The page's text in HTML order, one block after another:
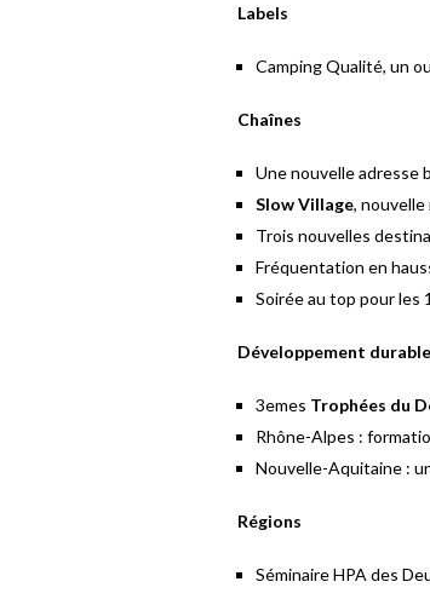
Labels
Camping Qualité, un
Chaînes
Une nouvelle adresse
Slow Village,
Trois nouvelles
Fréquentation en
Soirée au top pour les
Développement durable
3emes Trophées du
Rhône-Alpes :
Nouvelle-Aquitaine :
Régions
Séminaire HPA des